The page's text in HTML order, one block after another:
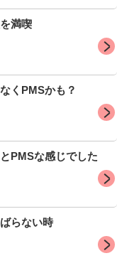
満喫
くPMSかも？
PMSな感じでした
らない時